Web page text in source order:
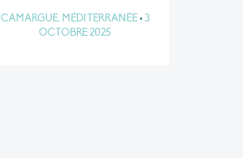
CAMARGUE, MÉDITERRANÉE•3
OCTOBRE 2025